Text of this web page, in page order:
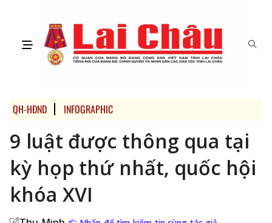
QH-HĐND INFOGRAPHIC
9 luật được thông qua tại
kỳ họp thứ nhất, quốc hội
khóa XVI